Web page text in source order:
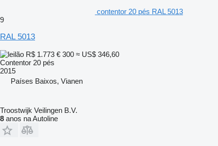
contentor 20 pés RAL 5013
9
RAL 5013
R$ 1.773 € 300 ≈ US$ 346,60
Contentor 20 pés
2015
Países Baixos, Vianen
Troostwijk Veilingen B.V.
8 anos na Autoline